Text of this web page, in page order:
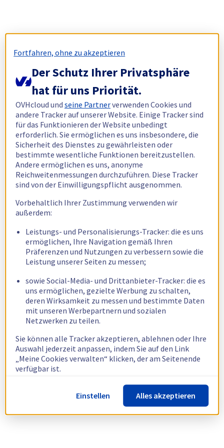
Fortfahren, ohne zu akzeptieren
Der Schutz Ihrer Privatsphäre
hat für uns Priorität.
OVHcloud undseine Partnerverwenden Cookies und
andere Tracker auf unserer Website. Einige Tracker sind
für das Funktionieren der Website unbedingt
erforderlich. Sie ermöglichen es uns insbesondere, die
Sicherheit des Dienstes zu gewährleisten oder
bestimmte wesentliche Funktionen bereitzustellen.
Andere ermöglichen es uns, anonyme
Reichweitenmessungen durchzuführen. Diese Tracker
sind von der Einwilligungspflicht ausgenommen.
Vorbehaltlich Ihrer Zustimmung verwenden wir
außerdem:
Leistungs- und Personalisierungs-Tracker: die es uns
ermöglichen, Ihre Navigation gemäß Ihren
Präferenzen und Nutzungen zu verbessern sowie die
Leistung unserer Seiten zu messen;
sowie Social-Media- und Drittanbieter-Tracker: die es
uns ermöglichen, gezielte Werbung zu schalten,
deren Wirksamkeit zu messen und bestimmte Daten
mit unseren Werbepartnern und sozialen
Netzwerken zu teilen.
Sie können alle Tracker akzeptieren, ablehnen oder Ihre
Auswahl jederzeit anpassen, indem Sie auf den Link
„Meine Cookies verwalten“ klicken, der am Seitenende
verfügbar ist.
Weitere Informationen finden Sie in unsererRichtlinie
zur Verwendung von Cookies.
Einstellen Alles akzeptieren